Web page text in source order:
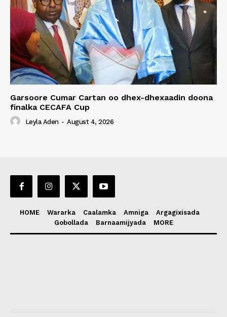
Garsoore Cumar Cartan oo dhex-dhexaadin doona
finalka CECAFA Cup
Leyla Aden - August 4, 2026
HOME Wararka Caalamka Amniga
Argagixisada
Gobollada
Barnaamijyada MORE